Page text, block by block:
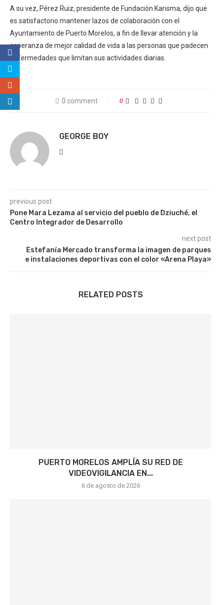
A su vez, Pérez Ruiz, presidente de Fundación Karisma, dijo que
es satisfactorio mantener lazos de colaboración con el
Ayuntamiento de Puerto Morelos, a fin de llevar atención y la
esperanza de mejor calidad de vida a las personas que padecen
enfermedades que limitan sus actividades diarias.
0 comment 0
GEORGE BOY
previous post
Pone Mara Lezama al servicio del pueblo de Dziuché, el
Centro Integrador de Desarrollo
next post
Estefanía Mercado transforma la imagen de parques
e instalaciones deportivas con el color «Arena Playa»
RELATED POSTS
PUERTO MORELOS AMPLÍA SU RED DE
VIDEOVIGILANCIA EN...
6 de agosto de 2026